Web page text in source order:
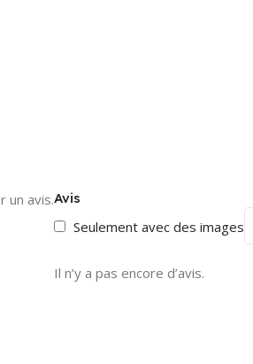
Avis
Seulement avec des images
Il n’y a pas encore d’avis.
un avis.